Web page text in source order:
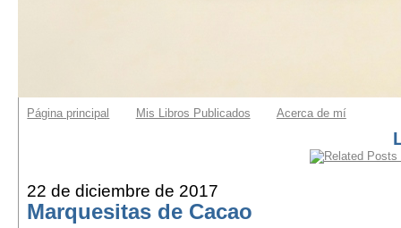
Página principal Mis Libros Publicados Acerca de mí
22 de diciembre de 2017
Marquesitas de Cacao